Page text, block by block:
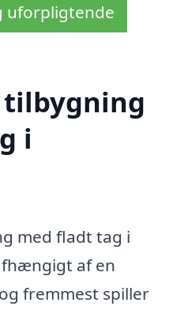
uforpligtende
tilbygning
i
med fladt tag i
af en
fremmest spiller